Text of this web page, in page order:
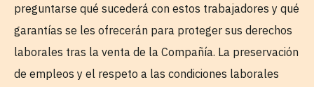
preguntarse qué sucederá con estos trabajadores y qué
garantías se les ofrecerán para proteger sus derechos
laborales tras la venta de la Compañía. La preservación
de empleos y el respeto a las condiciones laborales